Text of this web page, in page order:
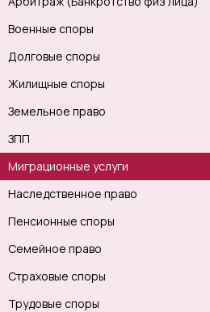
Военные споры
Долговые споры
Жилищные споры
Земельное право
ЗПП
Миграционные услуги
Наследственное право
Пенсионные споры
Семейное право
Страховые споры
Трудовые споры